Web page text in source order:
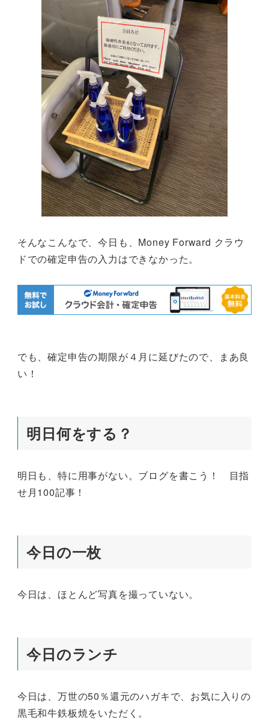
そんなこんなで、今日も、Money Forward クラウ
ドでの確定申告の入力はできなかった。
でも、確定申告の期限が４月に延びたので、まあ良
い！
明日何をする？
明日も、特に用事がない。ブログを書こう！ 目指
せ月100記事！
今日の一枚
今日は、ほとんど写真を撮っていない。
今日のランチ
今日は、万世の50％還元のハガキで、お気に入りの
黒毛和牛鉄板焼をいただく。